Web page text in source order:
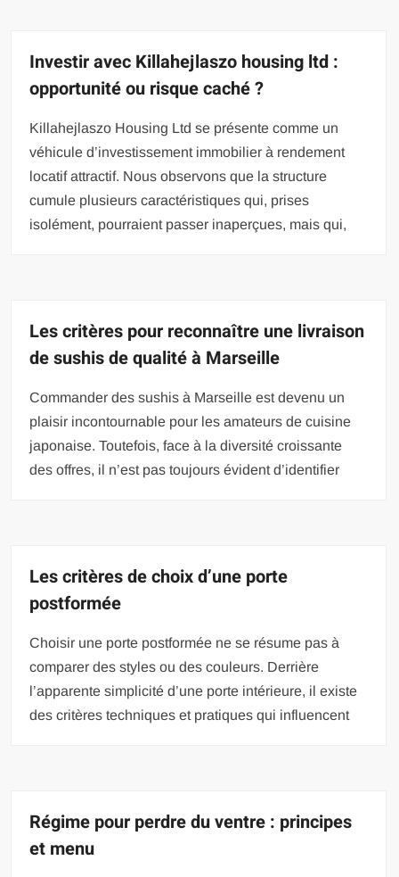
Investir avec Killahejlaszo housing ltd :
opportunité ou risque caché ?
Killahejlaszo Housing Ltd se présente comme un
véhicule d’investissement immobilier à rendement
locatif attractif. Nous observons que la structure
cumule plusieurs caractéristiques qui, prises
isolément, pourraient passer inaperçues, mais qui,
Les critères pour reconnaître une livraison
de sushis de qualité à Marseille
Commander des sushis à Marseille est devenu un
plaisir incontournable pour les amateurs de cuisine
japonaise. Toutefois, face à la diversité croissante
des offres, il n’est pas toujours évident d’identifier
Les critères de choix d’une porte
postformée
Choisir une porte postformée ne se résume pas à
comparer des styles ou des couleurs. Derrière
l’apparente simplicité d’une porte intérieure, il existe
des critères techniques et pratiques qui influencent
Régime pour perdre du ventre : principes
et menu